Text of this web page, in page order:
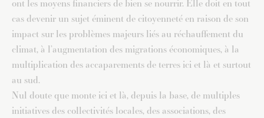
ont les moyens financiers de bien se nourrir. Elle doit en tout
cas devenir un sujet éminent de citoyenneté en raison de son
impact sur les problèmes majeurs liés au réchauffement du
climat, à l’augmentation des migrations économiques, à la
multiplication des accaparements de terres ici et là et surtout
au sud.
Nul doute que monte ici et là, depuis la base, de multiples
initiatives des collectivités locales, des associations, des